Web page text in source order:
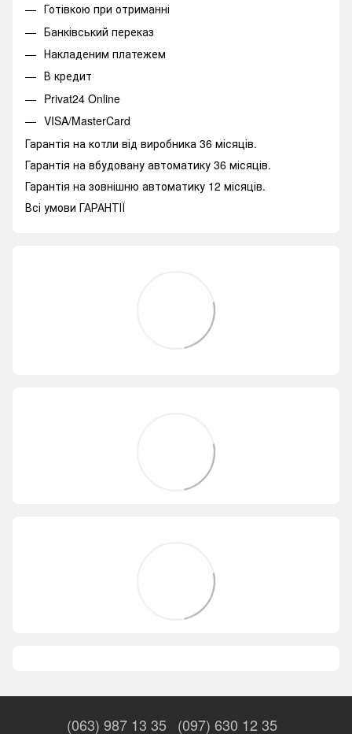
Готівкою при отриманні
Банківський переказ
Накладеним платежем
В кредит
Privat24 Online
VISA/MasterCard
Гарантія на котли від виробника 36 місяців.
Гарантія на вбудовану автоматику 36 місяців.
Гарантія на зовнішню автоматику 12 місяців.
Всі умови ГАРАНТІЇ
(063) 987 13 35 (097) 630 12 35